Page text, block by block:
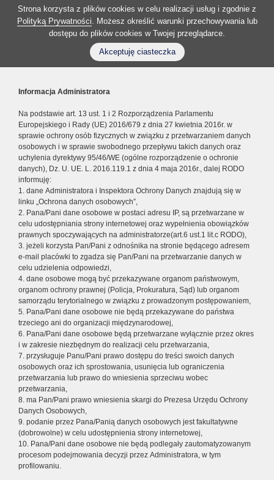
Strona korzysta z plików cookies w celu realizacji usług i zgodnie z
Polityką Prywatności. Możesz określić warunki przechowywania lub
dostępu do plików cookies w Twojej przeglądarce.
Akceptuję ciasteczka
Informacja Administratora
Na podstawie art. 13 ust. 1 i 2 Rozporządzenia Parlamentu
Europejskiego i Rady (UE) 2016/679 z dnia 27 kwietnia 2016r. w
sprawie ochrony osób fizycznych w związku z przetwarzaniem danych
osobowych i w sprawie swobodnego przepływu takich danych oraz
uchylenia dyrektywy 95/46/WE (ogólne rozporządzenie o ochronie
danych), Dz. U. UE. L. 2016.119.1 z dnia 4 maja 2016r., dalej RODO
informuję:
1. dane Administratora i Inspektora Ochrony Danych znajdują się w
linku „Ochrona danych osobowych”,
2. Pana/Pani dane osobowe w postaci adresu IP, są przetwarzane w
celu udostępniania strony internetowej oraz wypełnienia obowiązków
prawnych spoczywających na administratorze(art.6 ust.1 lit.c RODO),
3. jeżeli korzysta Pan/Pani z odnośnika na stronie będącego adresem
e-mail placówki to zgadza się Pan/Pani na przetwarzanie danych w
celu udzielenia odpowiedzi,
4. dane osobowe mogą być przekazywane organom państwowym,
organom ochrony prawnej (Policja, Prokuratura, Sąd) lub organom
samorządu terytorialnego w związku z prowadzonym postępowaniem,
5. Pana/Pani dane osobowe nie będą przekazywane do państwa
trzeciego ani do organizacji międzynarodowej,
6. Pana/Pani dane osobowe będą przetwarzane wyłącznie przez okres
i w zakresie niezbędnym do realizacji celu przetwarzania,
7. przysługuje Panu/Pani prawo dostępu do treści swoich danych
osobowych oraz ich sprostowania, usunięcia lub ograniczenia
przetwarzania lub prawo do wniesienia sprzeciwu wobec
przetwarzania,
8. ma Pan/Pani prawo wniesienia skargi do Prezesa Urzędu Ochrony
Danych Osobowych,
9. podanie przez Pana/Panią danych osobowych jest fakultatywne
(dobrowolne) w celu udostępnienia strony internetowej,
10. Pana/Pani dane osobowe nie będą podlegały zautomatyzowanym
procesom podejmowania decyzji przez Administratora, w tym
profilowaniu.